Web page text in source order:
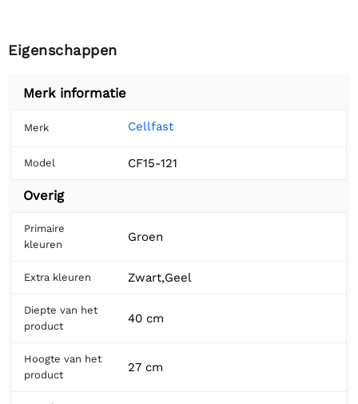
Eigenschappen
Merk informatie
Merk Cellfast
Model CF15-121
Overig
Primaire
kleuren
Groen
Extra kleuren Zwart,Geel
Diepte van het
product
40 cm
Hoogte van het
product
27 cm